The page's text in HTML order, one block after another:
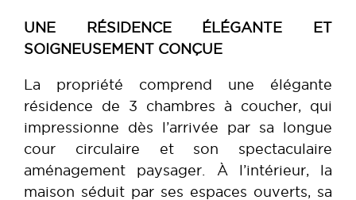
UNE RÉSIDENCE ÉLÉGANTE ET
SOIGNEUSEMENT CONÇUE
La propriété comprend une élégante
résidence de 3 chambres à coucher, qui
impressionne dès l’arrivée par sa longue
cour circulaire et son spectaculaire
aménagement paysager. À l’intérieur, la
maison séduit par ses espaces ouverts, sa